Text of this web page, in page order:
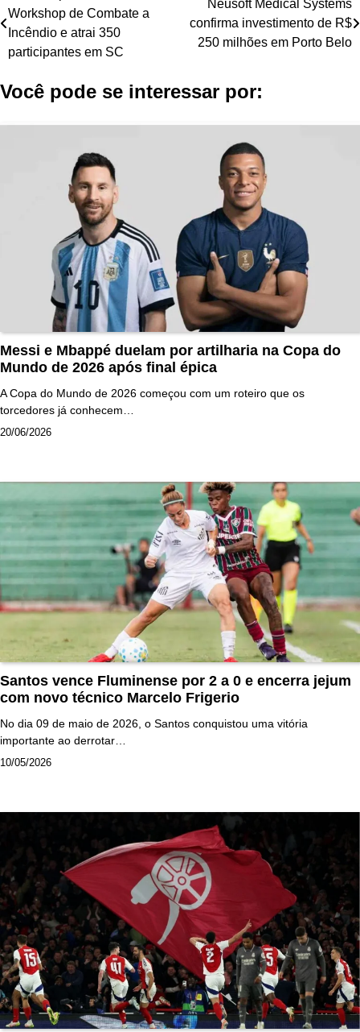
de
Post
Workshop de Combate a
Incêndio e atrai 350
participantes em SC
Neusoft Medical Systems
confirma investimento de R$
250 milhões em Porto Belo
Você pode se interessar por:
Messi e Mbappé duelam por artilharia na Copa do
Mundo de 2026 após final épica
A Copa do Mundo de 2026 começou com um roteiro que os
torcedores já conhecem…
20/06/2026
Santos vence Fluminense por 2 a 0 e encerra jejum
com novo técnico Marcelo Frigerio
No dia 09 de maio de 2026, o Santos conquistou uma vitória
importante ao derrotar…
10/05/2026